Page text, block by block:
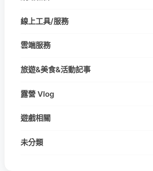
線上工具/服務
雲端服務
旅遊&美食&活動記事
露營 Vlog
遊戲相關
未分類